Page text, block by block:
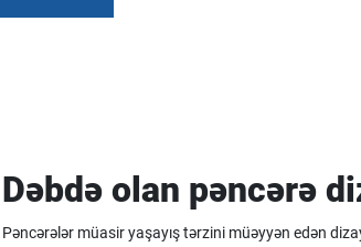
Dəbdə olan pəncərə
Pəncərələr müasir yaşayış tərzini müəyyən edən